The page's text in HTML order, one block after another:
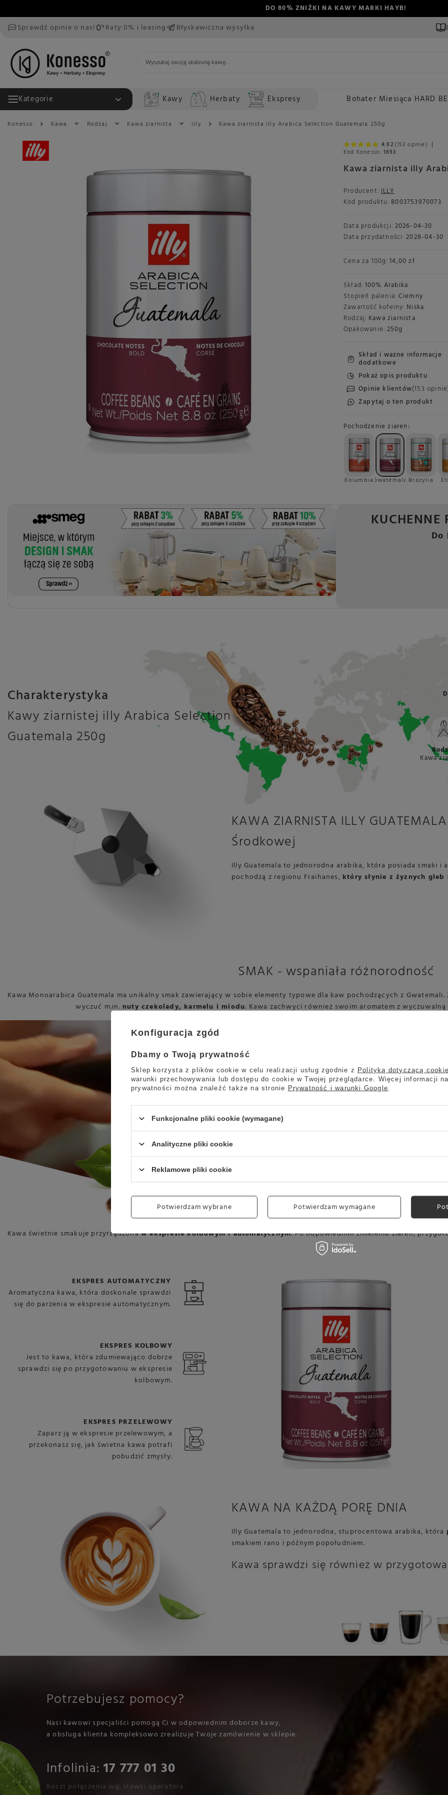
DO 80% ZNIŻKI NA KAWY MARKI HAYB!
Sprawdź opinie o nas!
Raty 0% i leasing Błyskawiczna wysyłka
Kategorie Kawy Herbaty Ekspresy Bohater Miesiąca HARD
Konesso Kawa Rodzaj Kawa ziarnista illy Kawa ziarnista illy Arabica Selection Guatemala 250g
Kawa ziarnista illy
4.92 (153 opinie)
Kod Konesso: 1693
Producent: ILLY
Kod produktu: 8003753970073
Data produkcji: 2026-04-30
Data przydatności: 2028-04-30
Cena za 100g: 14,00 zł
Skład: 100% Arabika
Stopień palenia: Ciemny
Zawartość kofeiny: Niska
Rodzaj: Kawa ziarnista
Opakowanie: 250g
Skład i ważne informacje
dodatkowe
Pokaż opis produktu
Opinie klientów(153
Zapytaj o ten produkt
Pochodzenie ziaren
Kolumbia Gwatemala Brazylia
KUCHENNE
Do
Charakterystyka
Kawy ziarnistej illy Arabica Selection
Guatemala 250g
Kawa
KAWA ZIARNISTA ILLY
Środkowej
Illy Guatemala to jednorodna arabika, która posiada smaki
pochodzą z regionu Fraihanes, który słynie z żyznych
SMAK - wspaniała różnorodność
Kawa Monoarabica Guatemala ma unikalny smak zawierający w sobie elementy typowe dla kaw pochodzących z
wyczuć m.in. nuty czekolady, karmelu i miodu. Kawa zachwyci również swoim aromatem z
Proponowane
Kawa świetnie smakuje przyrządzonaw ekspresie kolbowym i automatycznym. Po odpowiednim zmieleniu ziaren,
EKSPRES AUTOMATYCZNY
Aromatyczna kawa, która doskonale sprawdzi
się do parzenia w ekspresie automatycznym.
EKSPRES KOLBOWY
Jest to kawa, która zdumiewająco dobrze
sprawdzi się po przygotowaniu w ekspresie
kolbowym.
EKSPRES PRZELEWOWY
Zaparz ją w ekspresie przelewowym, a
przekonasz się, jak świetna kawa potrafi
pobudzić zmysły.
KAWA NA KAŻDĄ PORĘ DNIA
Illy Guatemala to jednorodna, stuprocentowa arabika, która
smakiem rano i późnym popołudniem.
Kawa sprawdzi się również w
Potrzebujesz pomocy?
Nasi kawowi specjaliści pomogą Ci w odpowiednim doborze kawy,
a obsługa klienta kompleksowo zrealizuje Twoje zamówienie w sklepie.
Infolinia:17 777 01 30
Koszt połączenia wg. stawki operatora
Konfiguracja zgód
Dbamy o Twoją prywatność
Sklep korzysta z plików cookie w celu realizacji usług zgodnie z Polityką dotyczącą
warunki przechowywania lub dostępu do cookie w Twojej przeglądarce. Więcej informacji
prywatności można znaleźć także na stronie Prywatność i warunki Google
Funkcjonalne pliki cookie (wymagane)
Analityczne pliki cookie
Reklamowe pliki cookie
Potwierdzam wybrane Potwierdzam wymagane